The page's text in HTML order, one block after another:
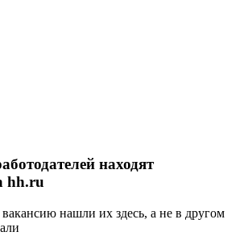
находят
hh.ru
вакансию нашли их здесь, а не в другом